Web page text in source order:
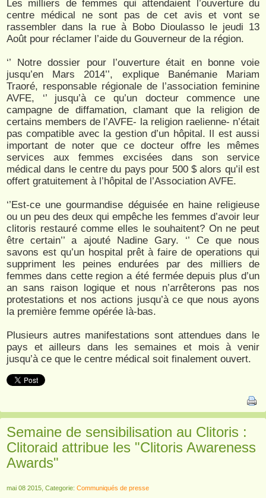
Les milliers de femmes qui attendaient l’ouverture du
centre médical ne sont pas de cet avis et vont se
rassembler dans la rue à Bobo Dioulasso le jeudi 13
Août pour réclamer l’aide du Gouverneur de la région.
‘’ Notre dossier pour l’ouverture était en bonne voie
jusqu’en Mars 2014’’, explique Banémanie Mariam
Traoré, responsable régionale de l’association feminine
AVFE, ‘’ jusqu’à ce qu’un docteur commence une
campagne de diffamation, clamant que la religion de
certains members de l’AVFE- la religion raelienne- n’était
pas compatible avec la gestion d’un hôpital. Il est aussi
important de noter que ce docteur offre les mêmes
services aux femmes excisées dans son service
médical dans le centre du pays pour 500 $ alors qu’il est
offert gratuitement à l’hôpital de l’Association AVFE.
‘’Est-ce une gourmandise déguisée en haine religieuse
ou un peu des deux qui empêche les femmes d’avoir leur
clitoris restauré comme elles le souhaitent? On ne peut
être certain’’ a ajouté Nadine Gary. ‘’ Ce que nous
savons est qu’un hospital prêt à faire de operations qui
suppriment les peines endurées par des milliers de
femmes dans cette region a été fermée depuis plus d’un
an sans raison logique et nous n’arrêterons pas nos
protestations et nos actions jusqu’à ce que nous ayons
la première femme opérée là-bas.
Plusieurs autres manifestations sont attendues dans le
pays et ailleurs dans les semaines et mois à venir
jusqu’à ce que le centre médical soit finalement ouvert.
Semaine de sensibilisation au Clitoris :
Clitoraid attribue les "Clitoris Awareness
Awards"
mai 08 2015, Categorie: Communiqués de presse